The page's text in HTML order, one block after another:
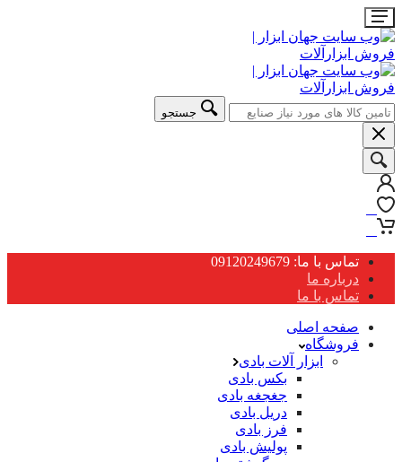
جستجو
تماس با ما: 09120249679
درباره ما
تماس با ما
صفحه اصلی
فروشگاه
ابزار آلات بادی
بکس بادی
جغجغه بادی
دریل بادی
فرز بادی
پولیش بادی